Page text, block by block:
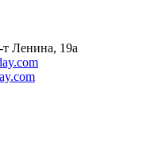
Ленина, 19а